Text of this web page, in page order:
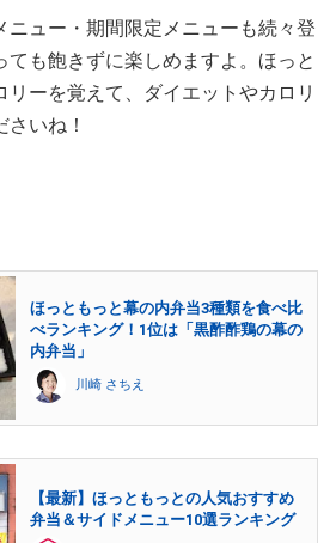
ニュー・期間限定メニューも続々登
ても飽きずに楽しめますよ。ほっと
リーを覚えて、ダイエットやカロリ
いね！
ほっともっと幕の内弁当3種類を食べ比
べランキング！1位は「黒酢酢鶏の幕の
内弁当」
川崎 さちえ
【最新】ほっともっとの人気おすすめ
弁当＆サイドメニュー10選ランキング